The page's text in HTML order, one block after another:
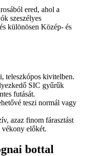
ered, ahol a
szeszélyes
különösen Közép- és
teleszkópos kivitelben.
SIC gyűrűk
futását.
teszi normál vagy
azaz finom fárasztást
vékony előkét.
bottal